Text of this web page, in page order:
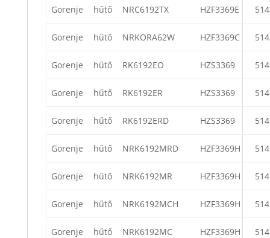
Gorenje hűtő NRC6192TX HZF3369E
Gorenje hűtő NRKORA62W HZF3369C
Gorenje hűtő RK6192EO HZS3369
Gorenje hűtő RK6192ER HZS3369
Gorenje hűtő RK6192ERD HZS3369
Gorenje hűtő NRK6192MRD HZF3369H
Gorenje hűtő NRK6192MR HZF3369H
Gorenje hűtő NRK6192MCH HZF3369H
Gorenje hűtő NRK6192MC HZF3369H